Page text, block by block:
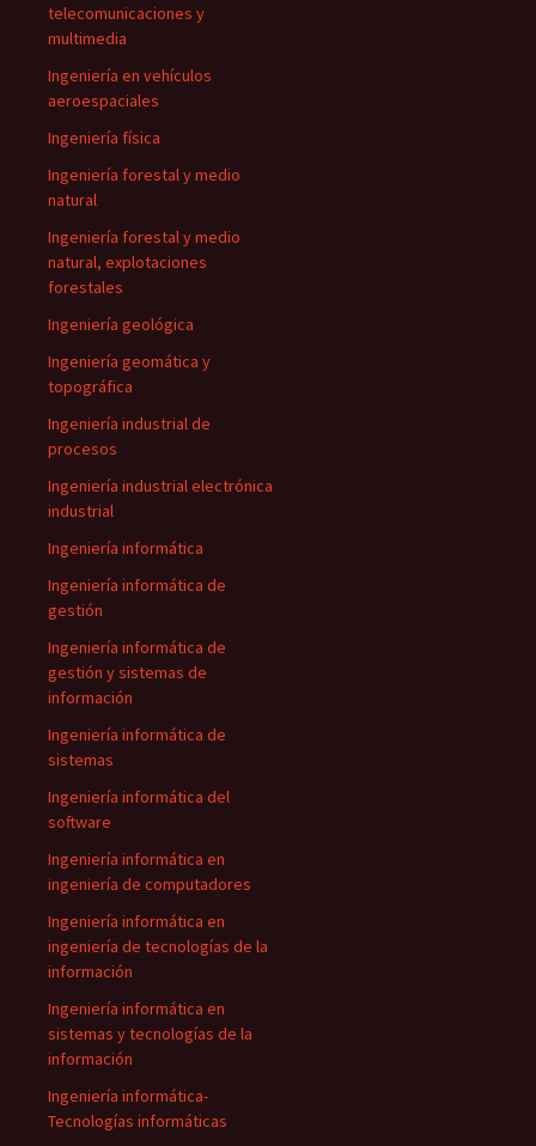
telecomunicaciones y
multimedia
Ingeniería en vehículos
aeroespaciales
Ingeniería física
Ingeniería forestal y medio
natural
Ingeniería forestal y medio
natural, explotaciones
forestales
Ingeniería geológica
Ingeniería geomática y
topográfica
Ingeniería industrial de
procesos
Ingeniería industrial electrónica
industrial
Ingeniería informática
Ingeniería informática de
gestión
Ingeniería informática de
gestión y sistemas de
información
Ingeniería informática de
sistemas
Ingeniería informática del
software
Ingeniería informática en
ingeniería de computadores
Ingeniería informática en
ingeniería de tecnologías de la
información
Ingeniería informática en
sistemas y tecnologías de la
información
Ingeniería informática-
Tecnologías informáticas